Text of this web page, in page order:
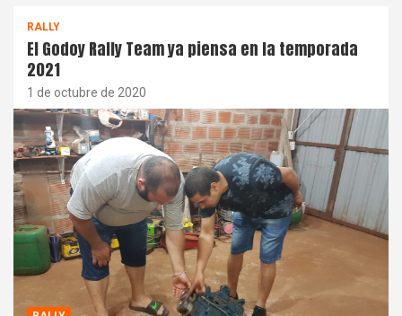
RALLY
El Godoy Rally Team ya piensa en la temporada
2021
1 de octubre de 2020